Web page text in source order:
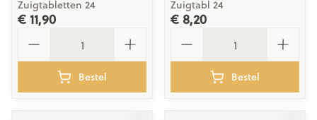
Zuigtabletten 24
€ 11,90
Bestel
Zuigtabl 24
€ 8,20
Bestel